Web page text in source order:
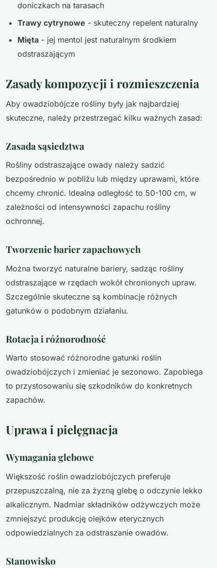
doniczkach na tarasach
Trawy cytrynowe - skuteczny repelent naturalny
Mięta - jej mentol jest naturalnym środkiem
odstraszającym
Zasady kompozycji i rozmieszczenia
Aby owadziobójcze rośliny były jak najbardziej
skuteczne, należy przestrzegać kilku ważnych zasad:
Zasada sąsiedztwa
Rośliny odstraszające owady należy sadzić
bezpośrednio w pobliżu lub między uprawami, które
chcemy chronić. Idealna odległość to 50-100 cm, w
zależności od intensywności zapachu rośliny
ochronnej.
Tworzenie barier zapachowych
Można tworzyć naturalne bariery, sadząc rośliny
odstraszające w rzędach wokół chronionych upraw.
Szczególnie skuteczne są kombinacje różnych
gatunków o podobnym działaniu.
Rotacja i różnorodność
Warto stosować różnorodne gatunki roślin
owadziobójczych i zmieniać je sezonowo. Zapobiega
to przystosowaniu się szkodników do konkretnych
zapachów.
Uprawa i pielęgnacja
Wymagania glebowe
Większość roślin owadziobójczych preferuje
przepuszczalną, nie za żyzną glebę o odczynie lekko
alkalicznym. Nadmiar składników odżywczych może
zmniejszyć produkcję olejków eterycznych
odpowiedzialnych za odstraszanie owadów.
Stanowisko